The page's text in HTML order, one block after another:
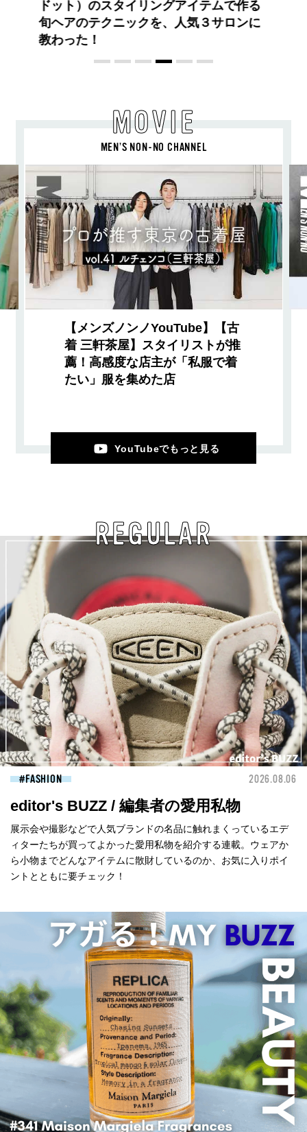
る、ニューモード
MOVIE
MEN’S NON-NO CHANNEL
【メンズノンノYouTube】【古
着 三軒茶屋】スタイリストが推
薦！高感度な店主が「私服で着
たい」服を集めた店
YouTubeでもっと見る
REGULAR
FASHION 2026.08.06
editor's BUZZ / 編集者の愛用私物
展示会や撮影などで人気ブランドの名品に触れまくっているエデ
ィターたちが買ってよかった愛用私物を紹介する連載。ウェアか
ら小物までどんなアイテムに散財しているのか、お気に入りポイ
ントとともに要チェック！